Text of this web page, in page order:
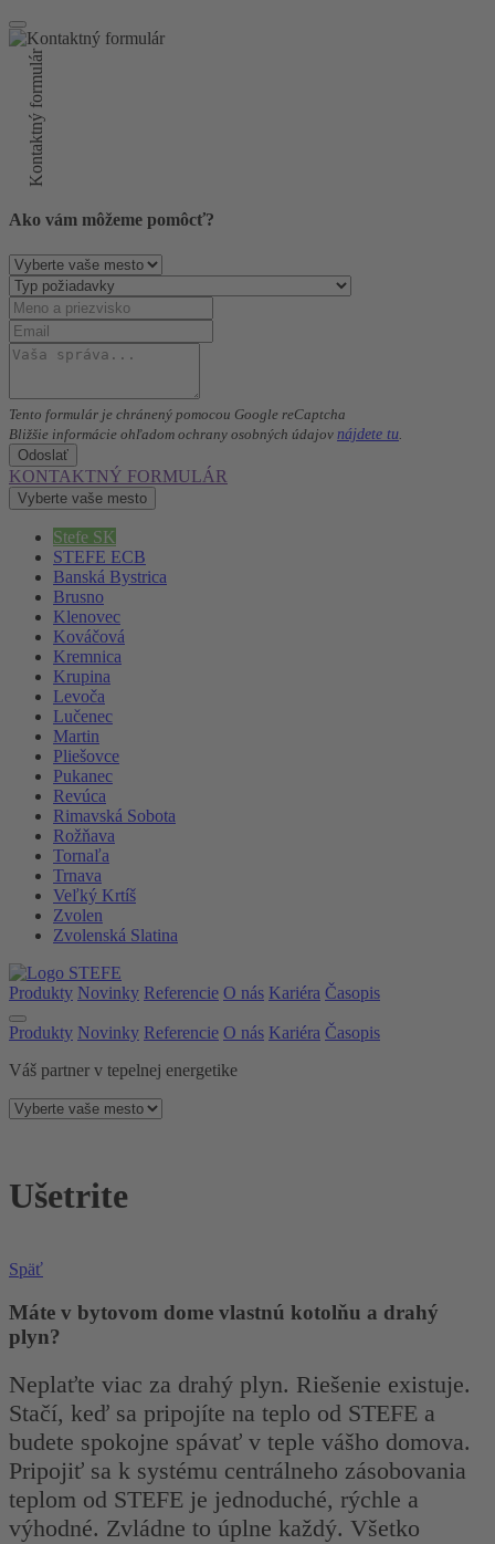
Kontaktný formulár
Ako vám môžeme pomôcť?
Tento formulár je chránený pomocou Google reCaptcha
Bližšie informácie ohľadom ochrany osobných údajov nájdete tu
Odoslať
KONTAKTNÝ FORMULÁR
Vyberte vaše mesto
Stefe SK
STEFE ECB
Banská Bystrica
Brusno
Klenovec
Kováčová
Kremnica
Krupina
Levoča
Lučenec
Martin
Pliešovce
Pukanec
Revúca
Rimavská Sobota
Rožňava
Tornaľa
Trnava
Veľký Krtíš
Zvolen
Zvolenská Slatina
Produkty Novinky Referencie O nás Kariéra Časopis
Produkty Novinky Referencie O nás Kariéra Časopis
Váš partner v tepelnej energetike
Ušetrite
Späť
Máte v bytovom dome vlastnú kotolňu a drahý
plyn?
Neplaťte viac za drahý plyn. Riešenie existuje.
Stačí, keď sa pripojíte na teplo od STEFE a
budete spokojne spávať v teple vášho domova.
Pripojiť sa k systému centrálneho zásobovania
teplom od STEFE je jednoduché, rýchle a
výhodné. Zvládne to úplne každý. Všetko